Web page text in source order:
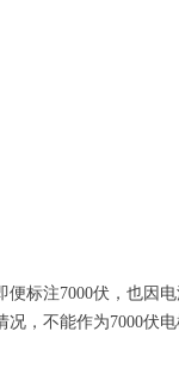
标注7000伏，也因
，不能作为7000伏